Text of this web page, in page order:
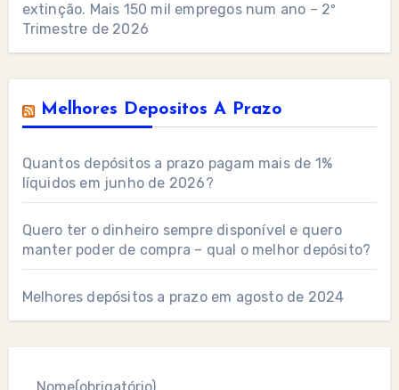
extinção. Mais 150 mil empregos num ano – 2º
Trimestre de 2026
Melhores Depositos A Prazo
Quantos depósitos a prazo pagam mais de 1%
líquidos em junho de 2026?
Quero ter o dinheiro sempre disponível e quero
manter poder de compra – qual o melhor depósito?
Melhores depósitos a prazo em agosto de 2024